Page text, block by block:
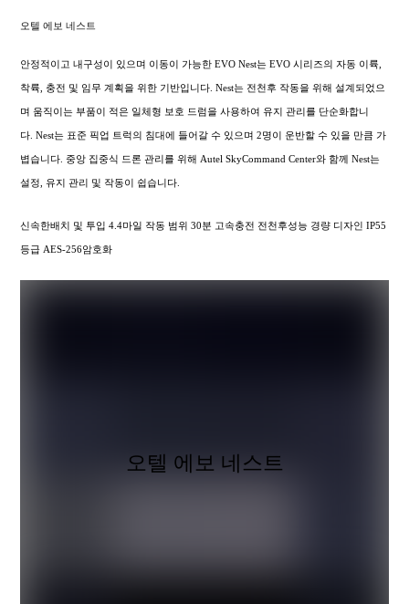
오텔 에보 네스트
안정적이고 내구성이 있으며 이동이 가능한 EVO Nest는 EVO 시리즈의 자동 이륙,
착륙, 충전 및 임무 계획을 위한 기반입니다. Nest는 전천후 작동을 위해 설계되었으
며 움직이는 부품이 적은 일체형 보호 드럼을 사용하여 유지 관리를 단순화합니
다. Nest는 표준 픽업 트럭의 침대에 들어갈 수 있으며 2명이 운반할 수 있을 만큼 가
볍습니다. 중앙 집중식 드론 관리를 위해 Autel SkyCommand Center와 함께 Nest는
설정, 유지 관리 및 작동이 쉽습니다.
신속한배치 및 투입 4.4마일 작동 범위 30분 고속충전 전천후성능 경량 디자인 IP55
등급 AES-256암호화
오텔 에보 네스트